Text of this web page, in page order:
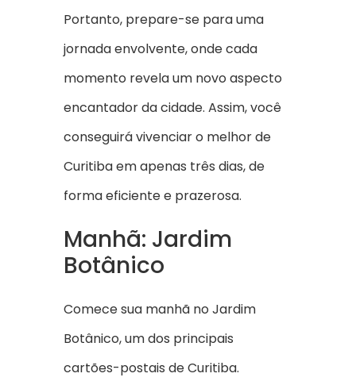
Portanto, prepare-se para uma
jornada envolvente, onde cada
momento revela um novo aspecto
encantador da cidade. Assim, você
conseguirá vivenciar o melhor de
Curitiba em apenas três dias, de
forma eficiente e prazerosa.
Manhã: Jardim
Botânico
Comece sua manhã no Jardim
Botânico, um dos principais
cartões-postais de Curitiba.